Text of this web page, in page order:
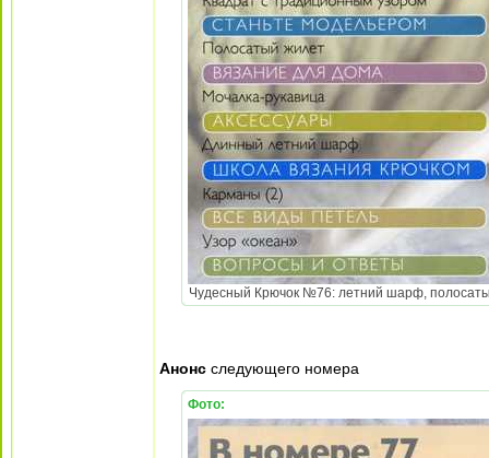
Чудесный Крючок №76: летний шарф,
Анонс следующего номера
Фото: